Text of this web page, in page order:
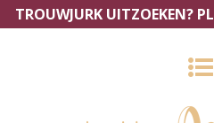
TROUWJURK UITZOEKEN?